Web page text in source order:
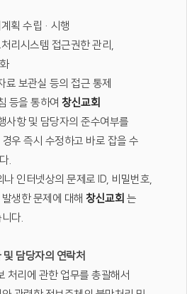
획 수립·시행
리시스템 접근권한 관리,
료 보관실 등의 접근 통제
등을 통하여 창신교회
사항 및 담당자의 준수여부를
우 즉시 수정하고 바로 잡을 수
.
인터넷상의 문제로 ID, 비밀번호,
생한 문제에 대해 창신교회 는
다.
담당자의 연락처
처리에 관한 업무를 총괄해서